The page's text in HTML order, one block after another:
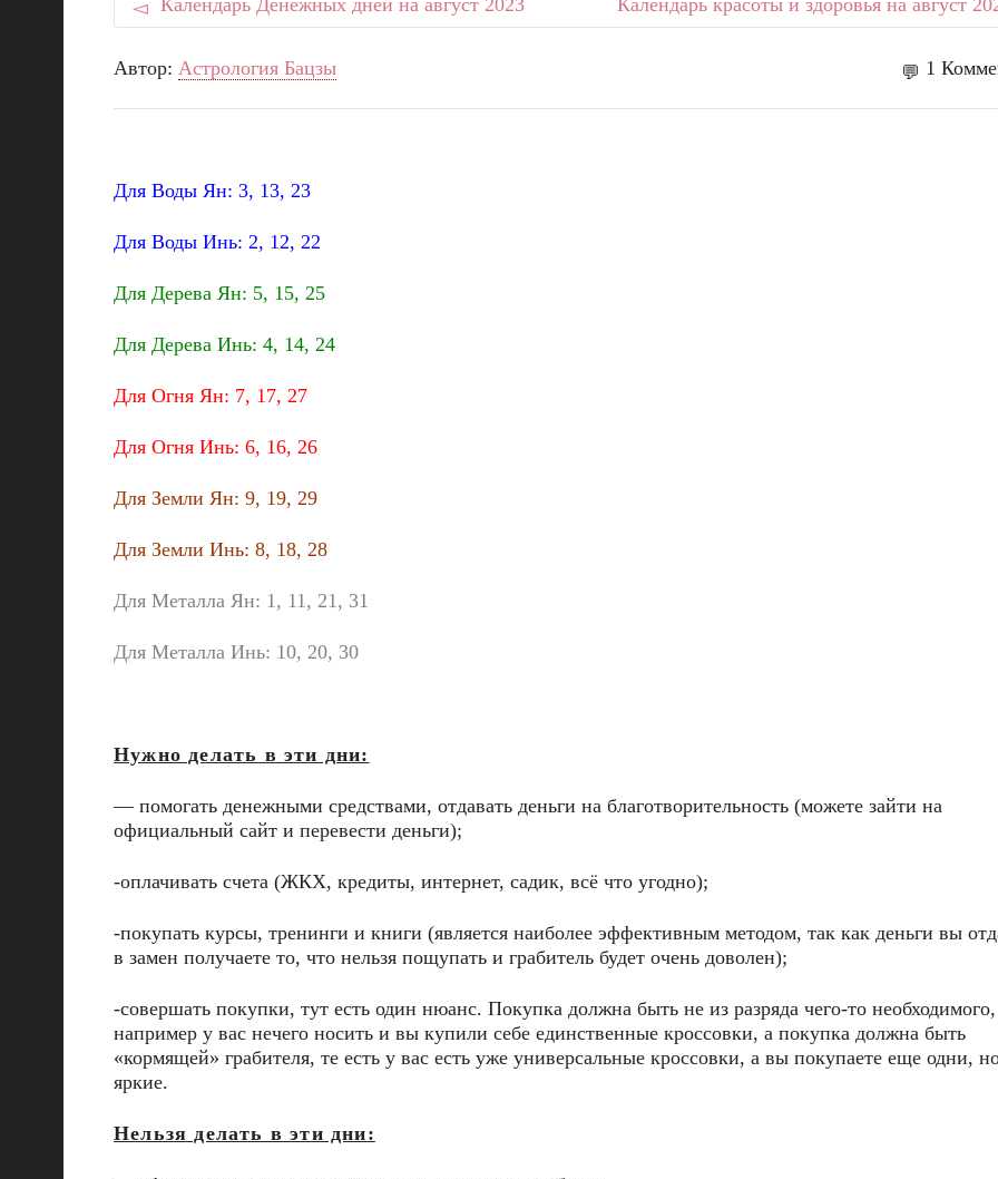
Календарь Денежных дней на август 2023 Календарь красоты и здоровья на август
Автор: Астрология Бацзы 1
Для Воды Ян: 3, 13, 23
Для Воды Инь: 2, 12, 22
Для Дерева Ян: 5, 15, 25
Для Дерева Инь: 4, 14, 24
Для Огня Ян: 7, 17, 27
Для Огня Инь: 6, 16, 26
Для Земли Ян: 9, 19, 29
Для Земли Инь: 8, 18, 28
Для Металла Ян: 1, 11, 21, 31
Для Металла Инь: 10, 20, 30
Нужно делать в эти дни:
— помогать денежными средствами, отдавать деньги на благотворительность (можете зайти на
официальный сайт и перевести деньги);
-оплачивать счета (ЖКХ, кредиты, интернет, садик, всё что угодно);
-покупать курсы, тренинги и книги (является наиболее эффективным методом, так как деньги вы
в замен получаете то, что нельзя пощупать и грабитель будет очень доволен);
-совершать покупки, тут есть один нюанс. Покупка должна быть не из разряда чего-то необходимого,
например у вас нечего носить и вы купили себе единственные кроссовки, а покупка должна быть
«кормящей» грабителя, те есть у вас есть уже универсальные кроссовки, а вы покупаете еще одни,
яркие.
Нельзя делать в эти дни: